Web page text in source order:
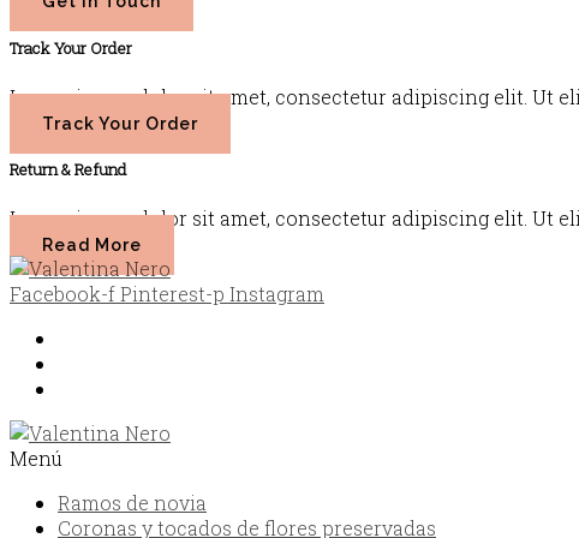
Track Your Order
Lorem ipsum dolor sit amet, consectetur adipiscing elit. Ut
Track Your Order
Return & Refund
Lorem ipsum dolor sit amet, consectetur adipiscing elit. Ut
Read More
Facebook-fPinterest-p Instagram
Menú
Ramos de novia
Coronas y tocados de flores preservadas